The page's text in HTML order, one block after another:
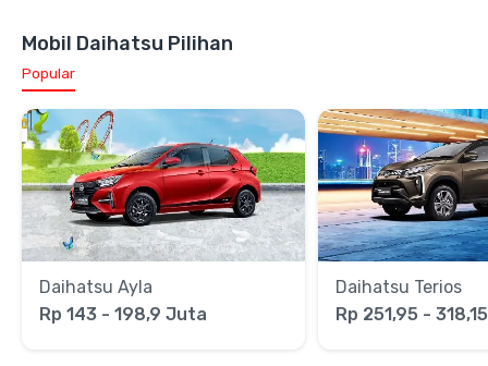
Mobil Daihatsu Pilihan
Popular
Daihatsu Ayla
Rp 143 - 198,9 Juta
Daihatsu Terios
Rp 251,95 -